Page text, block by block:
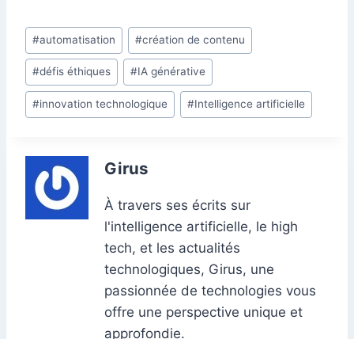
e
b
o
o
k
e
dI
n
s
A
p
p
l
e
st
di
t
s
e
g
er
m
bl
r
ta
g
er
Étiquettes
de
la
publication :
#automatisation #création de contenu
#défis éthiques # IA générative
#innovation technologique #Intelligence artificielle
Girus
À travers ses écrits sur
l'intelligence artificielle, le high
tech, et les actualités
technologiques, Girus, une
passionnée de technologies vous
offre une perspective unique et
approfondie.